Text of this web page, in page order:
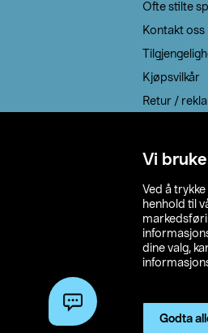
Vi
Ved å trykke
henhold til
dine valg,
Godta
Ofte stilte
Kontakt oss
Kjøpsvilkår
Retur /